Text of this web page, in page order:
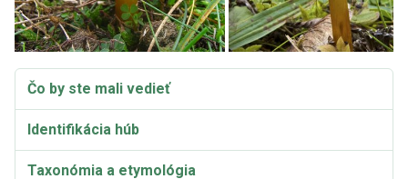
Čo by ste mali vedieť
Identifikácia húb
Taxonómia a etymológia